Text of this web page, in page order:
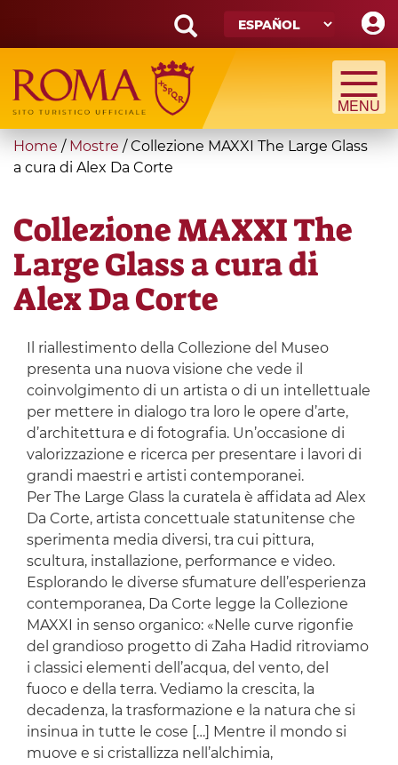
main
content
Search
form
Búsqueda
You
are
Home / Mostre /Collezione MAXXI The Large Glass
a cura di Alex Da Corte
Collezione MAXXI The
Large Glass a cura di
Alex Da Corte
Il riallestimento della Collezione del Museo
presenta una nuova visione che vede il
coinvolgimento di un artista o di un intellettuale
per mettere in dialogo tra loro le opere d’arte,
d’architettura e di fotografia. Un’occasione di
valorizzazione e ricerca per presentare i lavori di
grandi maestri e artisti contemporanei.
Per The Large Glass la curatela è affidata ad Alex
Da Corte, artista concettuale statunitense che
sperimenta media diversi, tra cui pittura,
scultura, installazione, performance e video.
Esplorando le diverse sfumature dell’esperienza
contemporanea, Da Corte legge la Collezione
MAXXI in senso organico: «Nelle curve rigonfie
del grandioso progetto di Zaha Hadid ritroviamo
i classici elementi dell’acqua, del vento, del
fuoco e della terra. Vediamo la crescita, la
decadenza, la trasformazione e la natura che si
insinua in tutte le cose […] Mentre il mondo si
muove e si cristallizza nell’alchimia,